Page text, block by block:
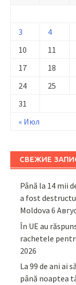
« Июл
3
4
10
11
17
18
24
25
31
СВЕЖИЕ
Până la 14 mii
a fost
Moldova 6
În UE au
rachetele
2026
La 99 de ani ai
până noaptea